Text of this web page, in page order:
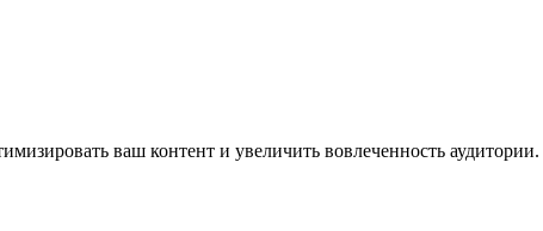
ваш контент и увеличить вовлеченность аудитории.